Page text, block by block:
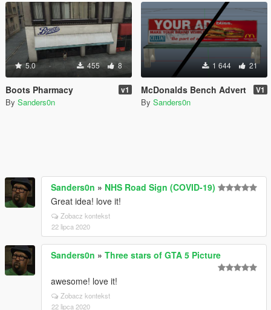
5.0 455 8
Boots Pharmacy v1
By Sanders0n
1 644 21
McDonalds Bench Advert V1
By Sanders0n
Sanders0n » NHS Road Sign (COVID-19)
Great idea! love it!
Zobacz kontekst
22 lipca 2020
Sanders0n » Three stars of GTA 5 Picture
awesome! love it!
Zobacz kontekst
22 lipca 2020